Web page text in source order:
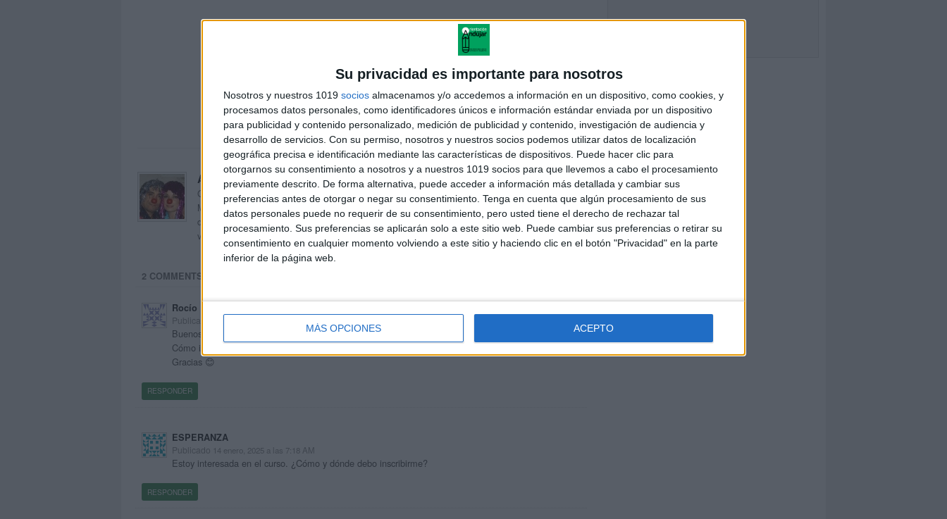
Su privacidad es importante para nosotros
Nosotros y nuestros 1019 socios almacenamos y/o accedemos a información en un dispositivo, como cookies, y
procesamos datos personales, como identificadores únicos e información estándar enviada por un dispositivo
para publicidad y contenido personalizado, medición de publicidad y contenido, investigación de audiencia y
desarrollo de servicios. Con su permiso, nosotros y nuestros socios podemos utilizar datos de localización
geográfica precisa e identificación mediante las características de dispositivos. Puede hacer clic para
otorgarnos su consentimiento a nosotros y a nuestros 1019 socios para que llevemos a cabo el procesamiento
previamente descrito. De forma alternativa, puede acceder a información más detallada y cambiar sus
preferencias antes de otorgar o negar su consentimiento. Tenga en cuenta que algún procesamiento de sus
datos personales puede no requerir de su consentimiento, pero usted tiene el derecho de rechazar tal
procesamiento. Sus preferencias se aplicarán solo a este sitio web. Puede cambiar sus preferencias o retirar su
consentimiento en cualquier momento volviendo a este sitio y haciendo clic en el botón "Privacidad" en la parte
inferior de la página web.
MÁS OPCIONES ACEPTO
Acerca de orientacionandujar
Orientación Andújar no es solo un blog, es la apuesta personal de dos profesores Ginés y
Maribel, que además de ser pareja, son los encargados de los contenidos que encontramos
dentro del blog y en el cual, vuelcan la mayor parte del tiempo, que sus tareas como docentes, y
voluntarios en sus meses de verano les permite.
2 COMMENTS
Rocío
Publicado
Buenos días 🌸
Cómo inscribirse al curso?
Gracias 😊
RESPONDER
ESPERANZA
Publicado 14 enero, 2025 a las 7:18 AM
Estoy interesada en el curso. ¿Cómo y dónde debo inscribirme?
RESPONDER